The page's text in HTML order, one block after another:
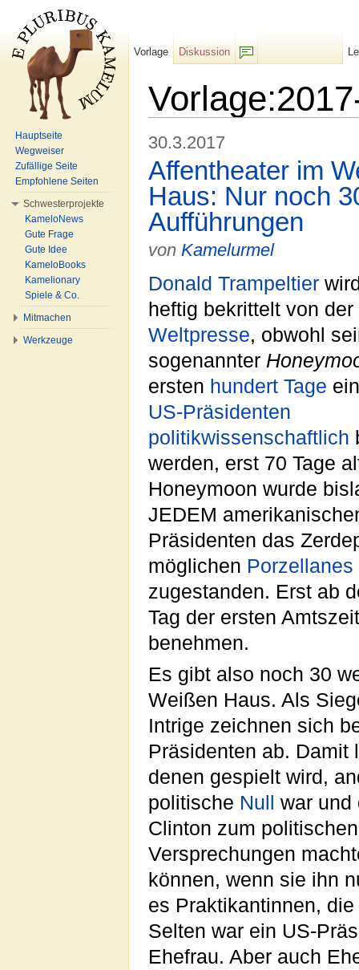
30.3.2017
Affentheater im
Haus: Nur noch
Aufführungen
von Kamelurmel
Donald Trampeltier
heftig bekrittelt von der
Weltpresse, obwohl
sogenannter
ersten hundert Tage
US-Präsidenten
politikwissenschaftlich
werden, erst 70 Tage
Honeymoon wurde
JEDEM
Präsidenten das
möglichen Porzellanes
zugestanden. Erst ab
Tag der ersten
benehmen.
Es gibt also noch 30
Weißen Haus. Als
Intrige zeichnen sich
Präsidenten ab. Damit
denen gespielt wird,
politische Null war und
Clinton zum
Versprechungen
können, wenn sie ihn
es Praktikantinnen,
Selten war ein US-
Ehefrau. Aber auch
Vorlage
Diskussion
Hauptseite
Wegweiser
Zufällige Seite
Empfohlene Seiten
Schwesterprojekte
KameloNews
Gute Frage
Gute Idee
KameloBooks
Kamelionary
Spiele & Co.
Mitmachen
Werkzeuge